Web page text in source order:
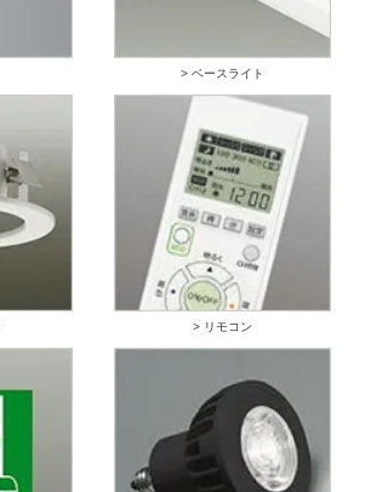
> ベースライト
> リモコン